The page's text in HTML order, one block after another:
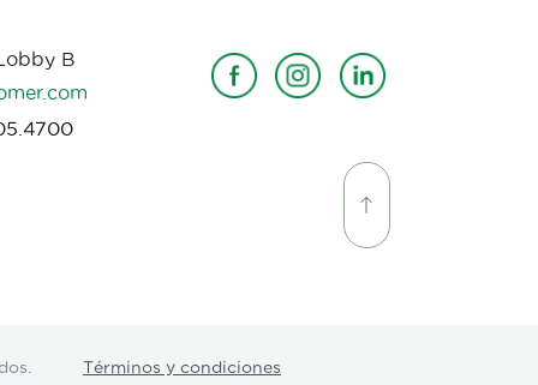
B
Términos y condiciones